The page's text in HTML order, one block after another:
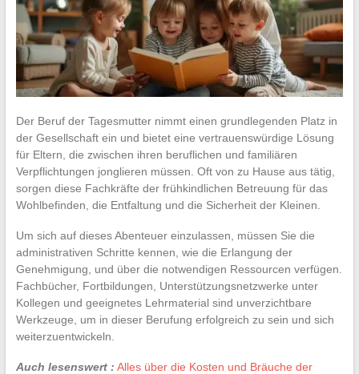
Der Beruf der Tagesmutter nimmt einen grundlegenden Platz in
der Gesellschaft ein und bietet eine vertrauenswürdige Lösung
für Eltern, die zwischen ihren beruflichen und familiären
Verpflichtungen jonglieren müssen. Oft von zu Hause aus tätig,
sorgen diese Fachkräfte der frühkindlichen Betreuung für das
Wohlbefinden, die Entfaltung und die Sicherheit der Kleinen.
Um sich auf dieses Abenteuer einzulassen, müssen Sie die
administrativen Schritte kennen, wie die Erlangung der
Genehmigung, und über die notwendigen Ressourcen verfügen.
Fachbücher, Fortbildungen, Unterstützungsnetzwerke unter
Kollegen und geeignetes Lehrmaterial sind unverzichtbare
Werkzeuge, um in dieser Berufung erfolgreich zu sein und sich
weiterzuentwickeln.
Auch lesenswert : Alles über die Kosten und Bräuche der